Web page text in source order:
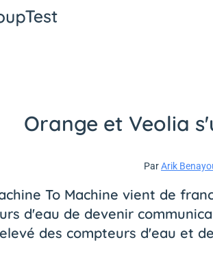
Orange et Veolia
ParArik
To Machine vient de
d'eau de devenir
des compteurs d'eau et